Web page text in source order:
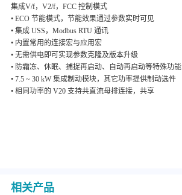
集成V/f，V2/f，FCC 控制模式
• ECO 节能模式，节能效果通过参数实时可见
• 集成 USS，Modbus RTU 通讯
• 内置常用的连接宏与应用宏
• 无需供电即可实现参数克隆及版本升级
• 防霜冻、休眠、捕捉再启动、自动再启动等特殊功能
• 7.5 ~ 30 kW 集成制动模块，其它功率提供制动选件
• 相同功率的 V20 支持共直流母排连接，共享
相关产品